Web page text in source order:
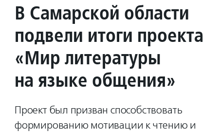
В Самарской области
подвели итоги проекта
«Мир литературы
на языке общения»
Проект был призван способствовать
формированию мотивации к чтению и